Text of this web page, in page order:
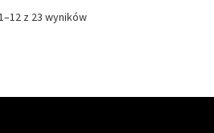
z 23 wyników